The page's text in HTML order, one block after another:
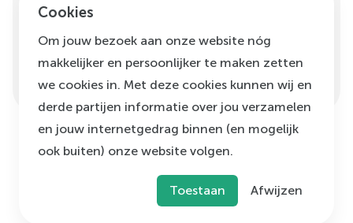
H.J.E. Wenckebachweg
1096 AM Amsterdam
info@voedingleeft.nl
Voeding Leeft,2026
Cookie beleidKlachtenregeling
Algemene voorwaardenANBI status
Cookies
Om jouw bezoek aan onze website nóg
makkelijker en persoonlijker te maken zetten
we cookies in. Met deze cookies kunnen wij en
derde partijen informatie over jou verzamelen
en jouw internetgedrag binnen (en mogelijk
ook buiten) onze website volgen.
Toestaan Afwijzen